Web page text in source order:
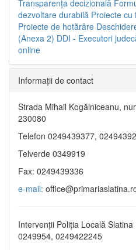
Transparenţa decizională
dezvoltare durabilă Proiecte cu
Proiecte de hotărâre
(Anexa 2) DDI - Executori
online
Informaţii de contact
Strada Mihail Kogălniceanu,
230080
Telefon 0249439377,
Telverde 0349919
Fax: 0249439336
e-mail:
Intervenții Poliția Locală Slatina
0249954, 0249422245